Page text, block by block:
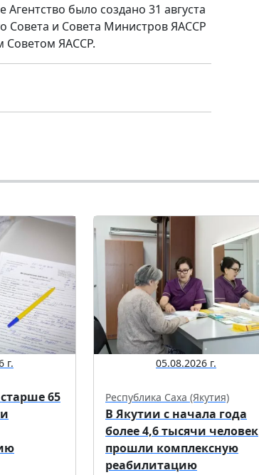
было создано 31 августа
Совета и Совета Министров ЯАССР
Советом ЯАССР.
г.
65
05.08.2026 г.
Республика Саха (Якутия)
В Якутии с начала года
более 4,6 тысячи человек
прошли комплексную
реабилитацию